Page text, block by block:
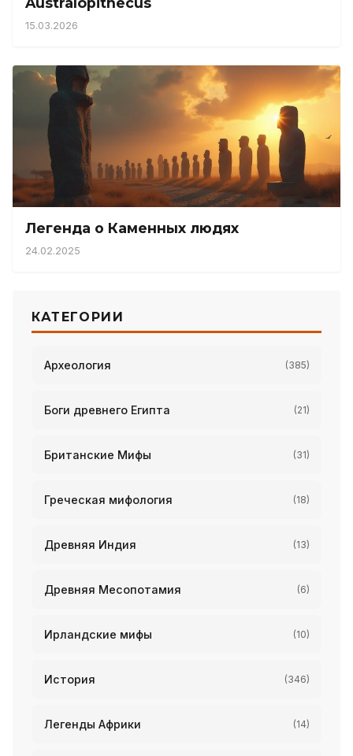
15.03.2026
Легенда о Каменных людях
24.02.2025
КАТЕГОРИИ
Археология (385)
Боги древнего Египта (21)
Британские Мифы (31)
Греческая мифология (18)
Древняя Индия (13)
Древняя Месопотамия (6)
Ирландские мифы (10)
История (346)
Легенды Африки (14)